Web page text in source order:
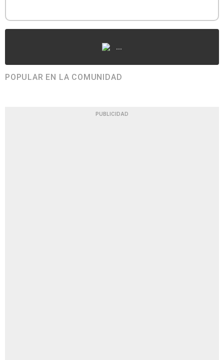
...
POPULAR EN LA COMUNIDAD
PUBLICIDAD